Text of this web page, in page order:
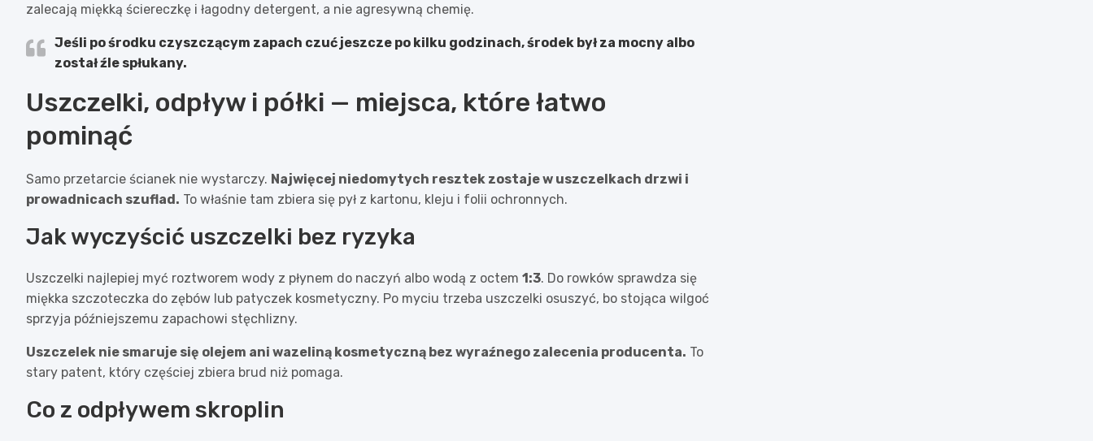
zalecają miękką ściereczkę i łagodny detergent, a nie agresywną chemię.
Jeśli po środku czyszczącym zapach czuć jeszcze po kilku godzinach, środek był za mocny albo
został źle spłukany.
Uszczelki, odpływ i półki — miejsca, które łatwo
pominąć
Samo przetarcie ścianek nie wystarczy. Najwięcej niedomytych resztek zostaje w uszczelkach drzwi i
prowadnicach szuflad. To właśnie tam zbiera się pył z kartonu, kleju i folii ochronnych.
Jak wyczyścić uszczelki bez ryzyka
Uszczelki najlepiej myć roztworem wody z płynem do naczyń albo wodą z octem 1:3. Do rowków sprawdza się
miękka szczoteczka do zębów lub patyczek kosmetyczny. Po myciu trzeba uszczelki osuszyć, bo stojąca wilgoć
sprzyja późniejszemu zapachowi stęchlizny.
Uszczelek nie smaruje się olejem ani wazeliną kosmetyczną bez wyraźnego zalecenia producenta. To
stary patent, który częściej zbiera brud niż pomaga.
Co z odpływem skroplin